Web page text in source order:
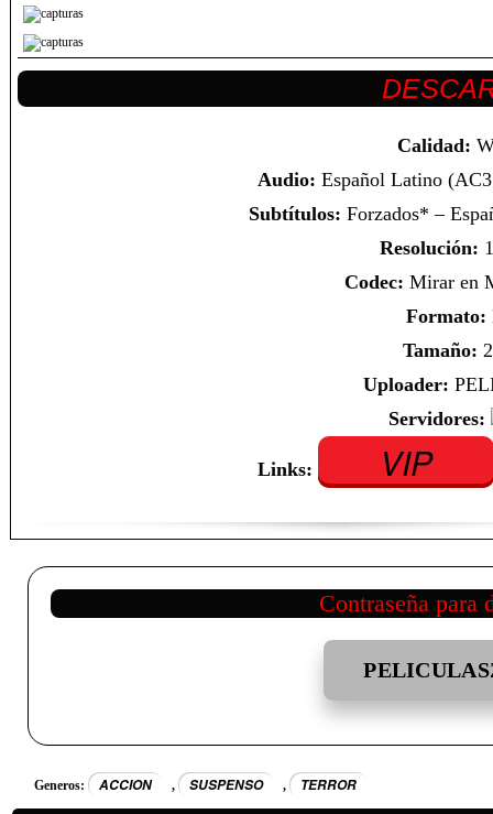
Calidad:
Audio: Español Latino
Subtítulos: Forzados* –
Resolución:
Codec: Mirar en
Formato:
Tamaño:
Uploader:
Servidores:
Links: VIP
Contraseña para
Generos: ACCION , SUSPENSO , TERROR